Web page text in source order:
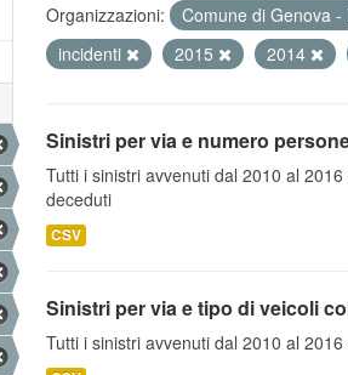
Organizzazioni: Comune di Genova
incidenti
2015 2014
Sinistri per via e numero
Tutti i sinistri avvenuti dal 2010 al
deceduti
CSV
Sinistri per via e tipo di veicoli
Tutti i sinistri avvenuti dal 2010 al